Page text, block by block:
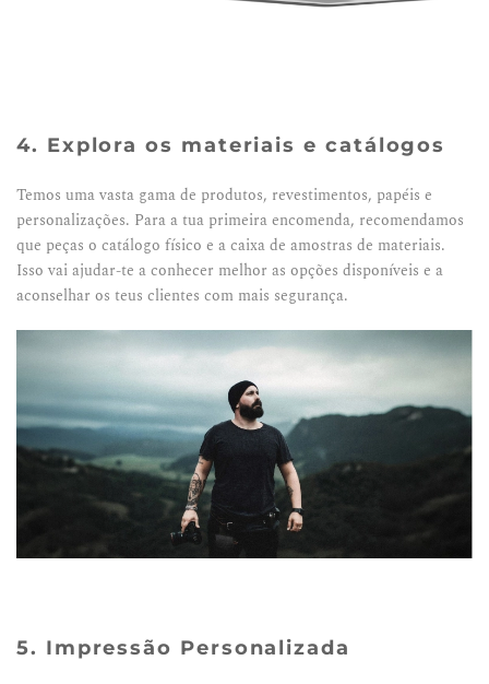
4. Explora os materiais e catálogos
Temos uma vasta gama de produtos, revestimentos, papéis e
personalizações. Para a tua primeira encomenda, recomendamos
que peças o catálogo físico e a caixa de amostras de materiais.
Isso vai ajudar-te a conhecer melhor as opções disponíveis e a
aconselhar os teus clientes com mais segurança.
5. Impressão Personalizada